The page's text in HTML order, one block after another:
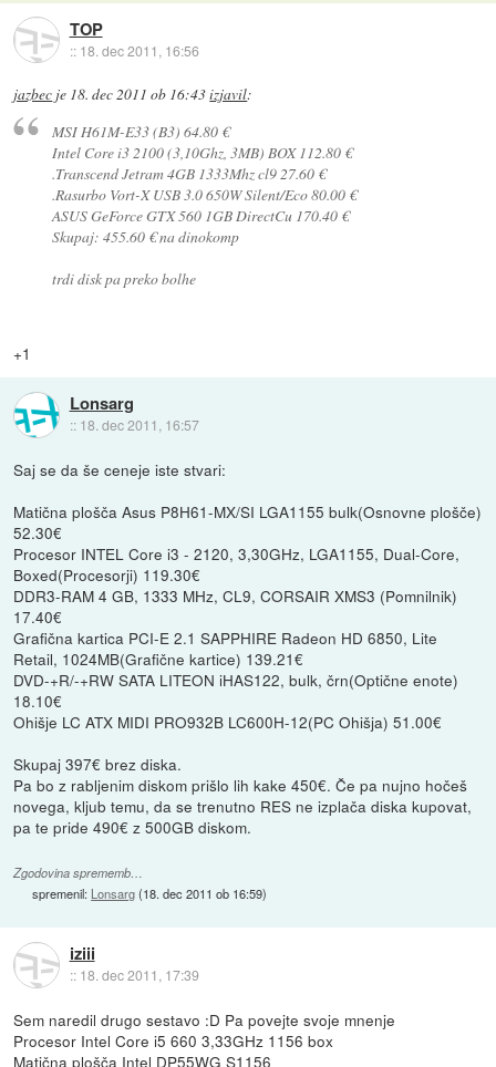
TOP
:: 18. dec 2011, 16:56
jazbec je 18. dec 2011 ob 16:43izjavil:
MSI H61M-E33 (B3) 64.80 €
Intel Core i3 2100 (3,10Ghz, 3MB) BOX 112.80 €
.Transcend Jetram 4GB 1333Mhz cl9 27.60 €
.Rasurbo Vort-X USB 3.0 650W Silent/Eco 80.00 €
ASUS GeForce GTX 560 1GB DirectCu 170.40 €
Skupaj: 455.60 € na dinokomp
trdi disk pa preko bolhe
+1
Lonsarg
:: 18. dec 2011, 16:57
Saj se da še ceneje iste stvari:
Matična plošča Asus P8H61-MX/SI LGA1155 bulk(Osnovne plošče)
52.30€
Procesor INTEL Core i3 - 2120, 3,30GHz, LGA1155, Dual-Core,
Boxed(Procesorji) 119.30€
DDR3-RAM 4 GB, 1333 MHz, CL9, CORSAIR XMS3 (Pomnilnik)
17.40€
Grafična kartica PCI-E 2.1 SAPPHIRE Radeon HD 6850, Lite
Retail, 1024MB(Grafične kartice) 139.21€
DVD-+R/-+RW SATA LITEON iHAS122, bulk, črn(Optične enote)
18.10€
Ohišje LC ATX MIDI PRO932B LC600H-12(PC Ohišja) 51.00€
Skupaj 397€ brez diska.
Pa bo z rabljenim diskom prišlo lih kake 450€. Če pa nujno hočeš
novega, kljub temu, da se trenutno RES ne izplača diska kupovat,
pa te pride 490€ z 500GB diskom.
Zgodovina sprememb…
spremenil: Lonsarg(18. dec 2011 ob 16:59)
iziii
:: 18. dec 2011, 17:39
Sem naredil drugo sestavo :D Pa povejte svoje mnenje
Procesor Intel Core i5 660 3,33GHz 1156 box
Matična plošča Intel DP55WG S1156